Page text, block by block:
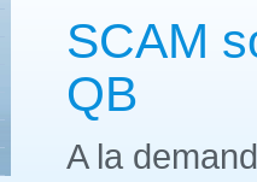
SCAM
QB
A la